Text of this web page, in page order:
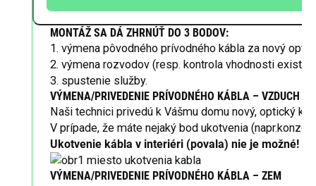
MONTÁŽ SA DÁ ZHRNÚŤ DO 3 BODOV:
1. výmena pôvodného prívodného kábla za nový
2. výmena rozvodov (resp. kontrola vhodnosti
3. spustenie služby.
VÝMENA/PRIVEDENIE PRÍVODNÉHO KÁBLA – VZDUCH
Naši technici privedú k Vášmu domu nový, optický
V prípade, že máte nejaký bod ukotvenia
Ukotvenie kábla v interiéri (povala) nie je možné!
VÝMENA/PRIVEDENIE PRÍVODNÉHO KÁBLA – ZEM